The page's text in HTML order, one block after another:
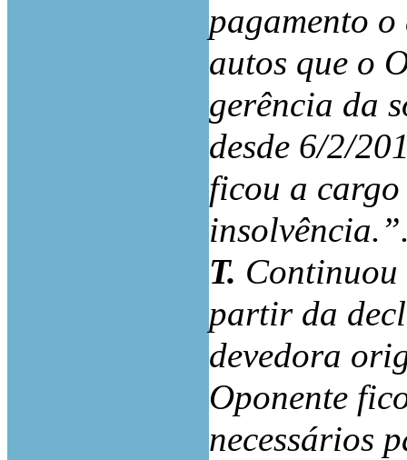
pagamento
autos que o
gerência da
desde 6/2/
ficou a
T.
partir da
devedora
Oponente
necessários